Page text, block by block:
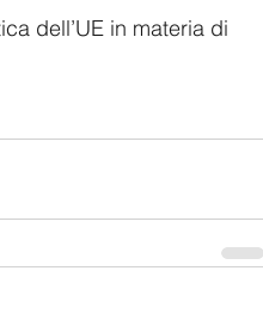
dell’UE in materia di